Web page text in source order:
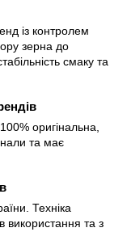
із контролем
зерна до
смаку та
оригінальна,
та має
Техніка
використання та з